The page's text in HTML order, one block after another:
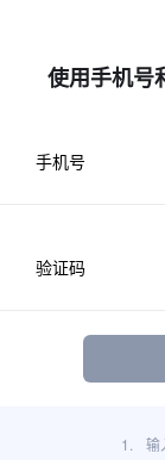
使用手机号
手机号
验证码
1.
输